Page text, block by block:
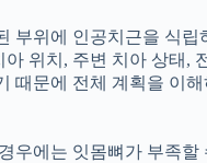
부위에 인공치근을 식
위치, 주변 치아 상태,
때문에 전체 계획을 이
우에는 잇몸뼈가 부족